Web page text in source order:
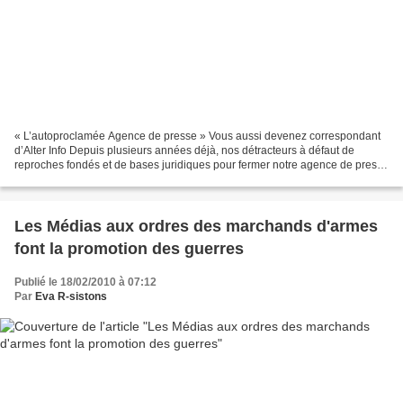
« L’autoproclamée Agence de presse » Vous aussi devenez correspondant
d’Alter Info Depuis plusieurs années déjà, nos détracteurs à défaut de
reproches fondés et de bases juridiques pour fermer notre agence de presse
Les Médias aux ordres des marchands d'armes
font la promotion des guerres
Publié le 18/02/2010 à 07:12
Par Eva R-sistons